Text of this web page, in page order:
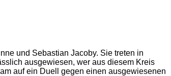
und Sebastian Jacoby. Sie treten in
ausgewiesen, wer aus diesem Kreis
auf ein Duell gegen einen ausgewiesenen